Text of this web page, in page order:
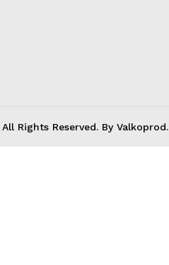
Rights Reserved. By Valkoprod.